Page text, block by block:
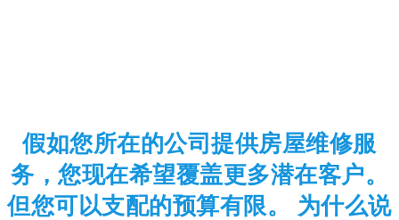
假如您所在的公司提供房屋维修服
务，您现在希望覆盖更多潜在客户。
但您可以支配的预算有限。 为什么说